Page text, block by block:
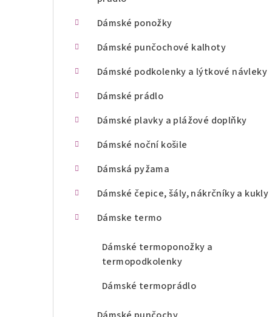
Dámské ponožky
Dámské punčochové kalhoty
Dámské podkolenky a lýtkové návleky
Dámské prádlo
Dámské plavky a plážové doplňky
Dámské noční košile
Dámská pyžama
Dámské čepice, šály, nákrčníky a kukly
Dámske termo
Dámské termoponožky a
termopodkolenky
Dámské termoprádlo